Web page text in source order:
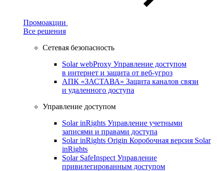
Промоакции
Все решения
Сетевая безопасность
Solar webProxy Управление доступом
в интернет и защита от веб-угроз
АПК «ЗАСТАВА» Защита каналов связи
и удаленного доступа
Управление доступом
Solar inRights Управление учетными
записями и правами доступа
Solar inRights Origin Коробочная версия Solar
inRights
Solar SafeInspect Управление
привилегированным доступом